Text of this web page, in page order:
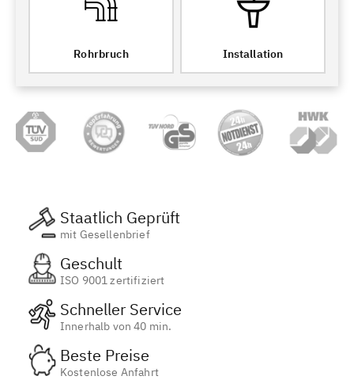
Rohrbruch Installation
Staatlich Geprüft
mit Gesellenbrief
Geschult
ISO 9001 zertifiziert
Schneller Service
Innerhalb von 40 min.
Beste Preise
Kostenlose Anfahrt